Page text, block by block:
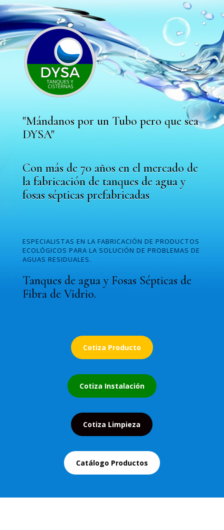
"Mándanos por un Tubo pero que sea
DYSA"
Con más de 70 años en el mercado de
la fabricación de tanques de agua y
fosas sépticas prefabricadas
ESPECIALISTAS EN LA FABRICACIÓN DE PRODUCTOS
ECOLÓGICOS PARA LA SOLUCIÓN DE PROBLEMAS DE
AGUAS RESIDUALES.
Tanques de agua y Fosas Sépticas de
Fibra de Vidrio.
Cotiza Producto
Cotiza Instalación
Cotiza Limpieza
Catálogo Productos